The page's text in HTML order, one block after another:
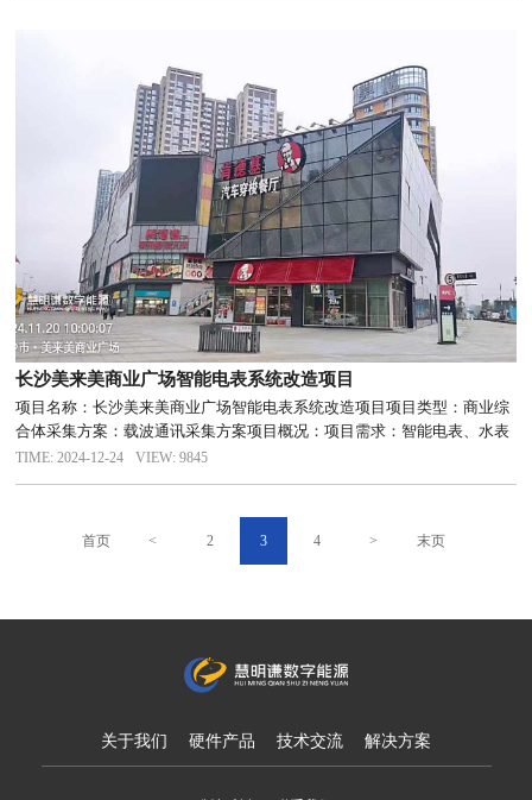
长沙美来美商业广场​智能电表系统改造项目
项目名称：长沙美来美商业广场智能电表系统改造项目项目类型：商业综
合体采集方案：载波通讯采集方案项目概况：项目需求：智能电表、水表
安装及预付费系统解决方案：项目配套慧明谦能耗系统，实现电表预付费
TIME: 2024-12-24 VIEW: 9845
首页 < 2 3 4 > 末页
关于我们 硬件产品 技术交流 解决方案